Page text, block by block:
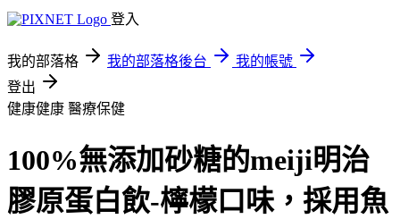
登入
我的部落格 我的部落格後台
我的帳號
登出
健康健康 醫療保健
100%無添加砂糖的meiji明治
膠原蛋白飲-檸檬口味，採用魚